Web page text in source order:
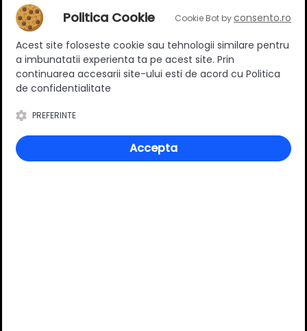
Ratingul general al produsului
0 (0 review-uri)
Politica Cookie Cookie Bot byconsento.ro
Acest site foloseste cookie sau tehnologii similare pentru
a imbunatatii experienta ta pe acest site. Prin
continuarea accesarii site-ului esti de acord cu Politica
de confidentialitate
PREFERINTE
Accepta